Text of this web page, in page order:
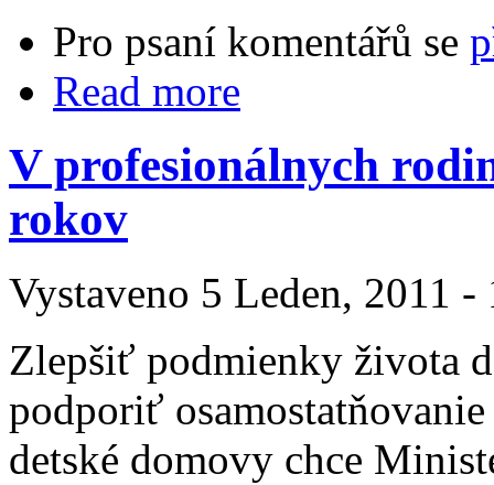
Pro psaní komentářů se
Read more
V profesionálnych
rokov
Vystaveno 5 Leden, 2011
Zlepšiť podmienky života
podporiť
detské domovy chce